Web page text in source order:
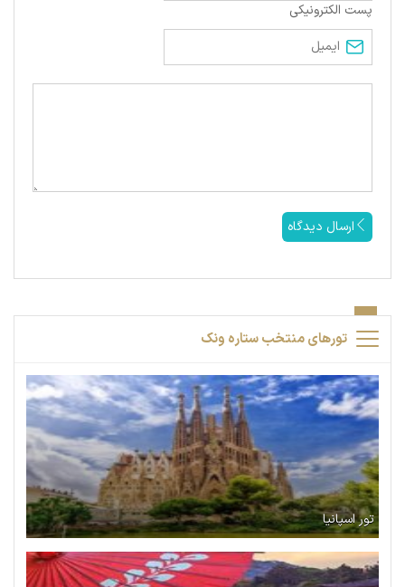
پست الکترونیکی
ارسال دیدگاه
تورهای منتخب ستاره ونک
تور اسپانیا